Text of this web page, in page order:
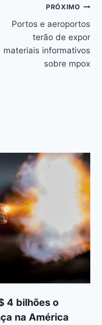
n
PRÓXIMO
Portos e aeroportos
terão de expor
materiais informativos
sobre mpox
4 bilhões o
na América